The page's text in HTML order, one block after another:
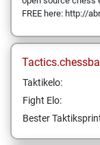
FREE here: http://
Taktikelo:
Fight Elo:
Bester